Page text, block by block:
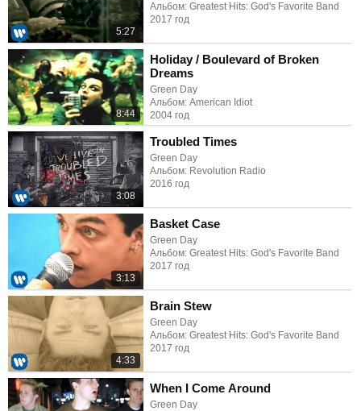
5:27
Альбом: Greatest Hits: God's Favorite Band
2017 год
8:44
Holiday / Boulevard of Broken
Dreams
Green Day
Альбом: American Idiot
2004 год
3:08
Troubled Times
Green Day
Альбом: Revolution Radio
2016 год
3:13
Basket Case
Green Day
Альбом: Greatest Hits: God's Favorite Band
2017 год
4:33
Brain Stew
Green Day
Альбом: Greatest Hits: God's Favorite Band
2017 год
When I Come Around
Green Day